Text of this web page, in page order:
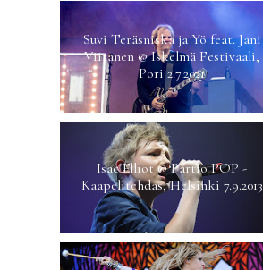
Suvi Teräsniska ja Yö feat. Jani
Viitanen @ Iskelmä Festivaali,
Pori 2.7.2021
Isac Elliot @ Partio POP -
Kaapelitehdas, Helsinki 7.9.2013